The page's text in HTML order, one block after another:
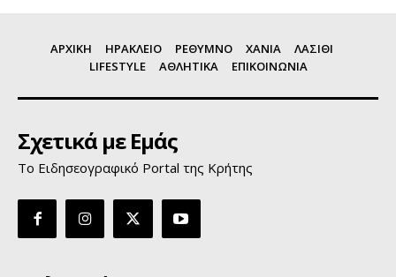
ΑΡΧΙΚΗ ΗΡΑΚΛΕΙΟ ΡΕΘΥΜΝΟ ΧΑΝΙΑ
ΛΑΣΙΘΙ
LIFESTYLE
ΑΘΛΗΤΙΚΑ ΕΠΙΚΟΙΝΩΝΙΑ
Σχετικά με Εμάς
Το Ειδησεογραφικό Portal της Κρήτης